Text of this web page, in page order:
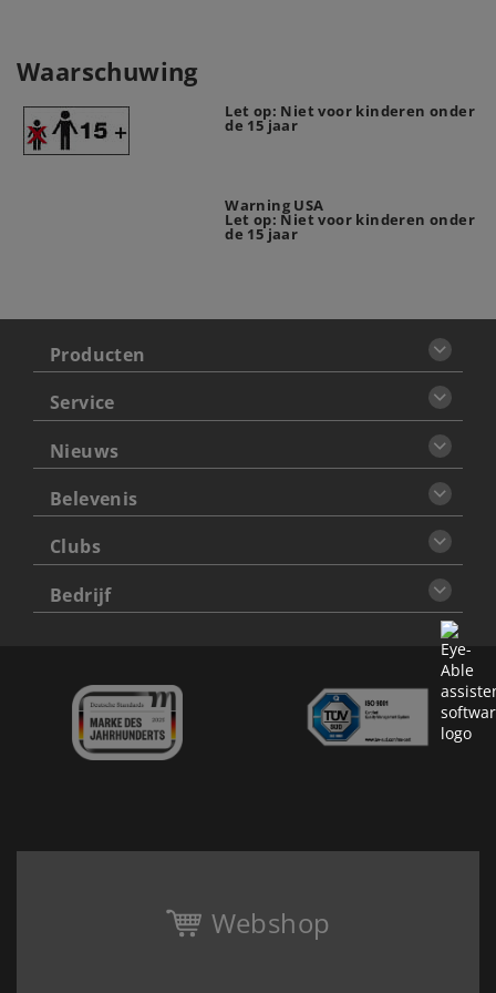
Waarschuwing
Let op: Niet voor kinderen onder
de 15 jaar
Warning USA
Let op: Niet voor kinderen onder
de 15 jaar
Producten
Service
Nieuws
Belevenis
Clubs
Bedrijf
Webshop